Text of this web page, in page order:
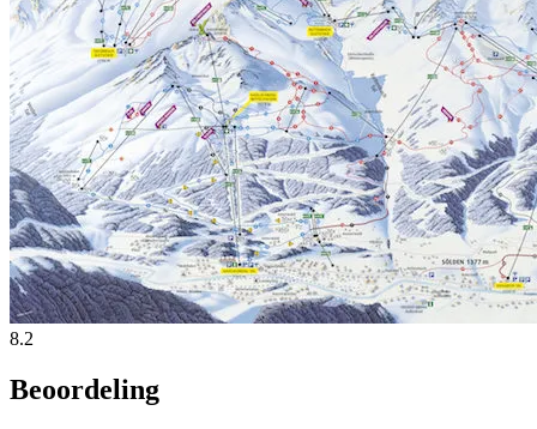
8.2
Beoordeling